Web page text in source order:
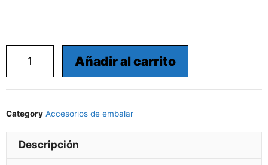
Añadir al carrito
Category Accesorios de embalar
Descripción